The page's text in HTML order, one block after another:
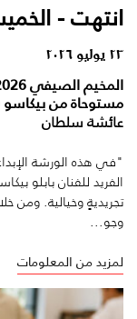
انتهت -
٢٣ يوليو ٢٠٢٦
مستوحاة من بيكاسو
عائشة سلطان
"في هذه الورشة
الفريد للفنان بابلو
تجريديةٍ وخيالية. ومن
وجو...
لمزيد من المعلومات